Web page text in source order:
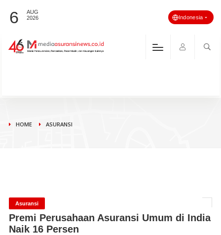
6
AUG
2026
Indonesia
HOME ASURANSI
Asuransi
Premi Perusahaan Asuransi Umum di India
Naik 16 Persen